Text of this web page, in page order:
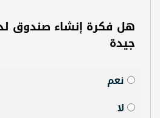
هل فكرة إنشاء صندوق
جيدة
نعم
لا